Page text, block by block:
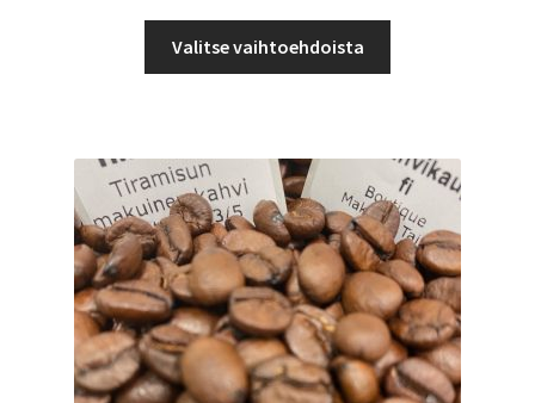
4,50 €
-
11,25 €
Valitse vaihtoehdoista
muunnelma.
Voit
tehdä
valinnat
tuotteen
sivulla.